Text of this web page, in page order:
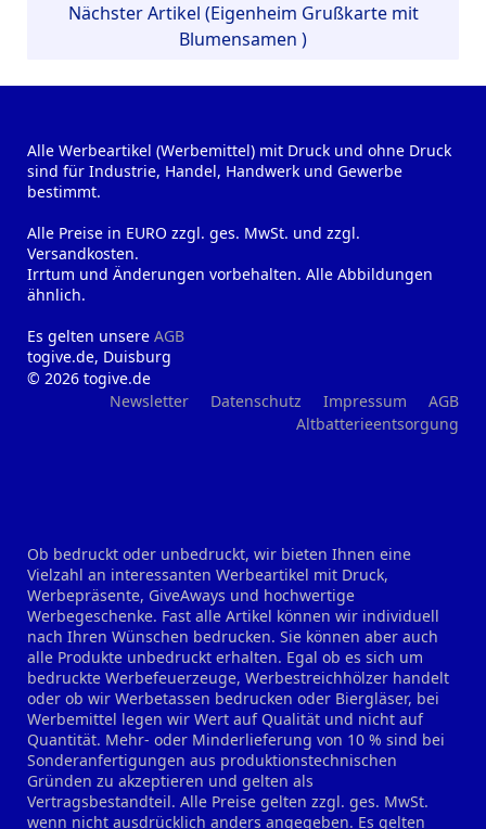
Nächster Artikel (Eigenheim Grußkarte mit
Blumensamen )
Alle Werbeartikel (Werbemittel) mit Druck und ohne Druck
sind für Industrie, Handel, Handwerk und Gewerbe
bestimmt.
Alle Preise in EURO zzgl. ges. MwSt. und zzgl.
Versandkosten.
Irrtum und Änderungen vorbehalten. Alle Abbildungen
ähnlich.
Es gelten unsere AGB
togive.de, Duisburg
© 2026 togive.de
Newsletter
Datenschutz Impressum
AGB
Altbatterieentsorgung
Ob bedruckt oder unbedruckt, wir bieten Ihnen eine
Vielzahl an interessanten Werbeartikel mit Druck,
Werbepräsente, GiveAways und hochwertige
Werbegeschenke. Fast alle Artikel können wir individuell
nach Ihren Wünschen bedrucken. Sie können aber auch
alle Produkte unbedruckt erhalten. Egal ob es sich um
bedruckte Werbefeuerzeuge, Werbestreichhölzer handelt
oder ob wir Werbetassen bedrucken oder Biergläser, bei
Werbemittel legen wir Wert auf Qualität und nicht auf
Quantität. Mehr- oder Minderlieferung von 10 % sind bei
Sonderanfertigungen aus produktionstechnischen
Gründen zu akzeptieren und gelten als
Vertragsbestandteil. Alle Preise gelten zzgl. ges. MwSt.
wenn nicht ausdrücklich anders angegeben. Es gelten